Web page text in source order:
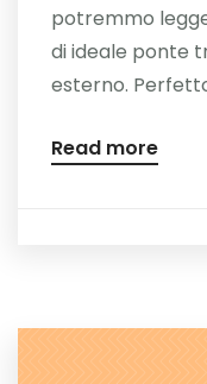
potremmo
di ideale ponte
esterno.
Read more